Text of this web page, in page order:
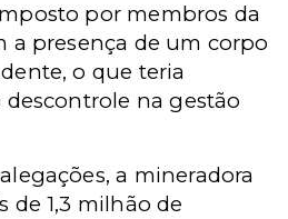
por membros da
a presença de um corpo
o que teria
na gestão
a mineradora
de 1,3 milhão de